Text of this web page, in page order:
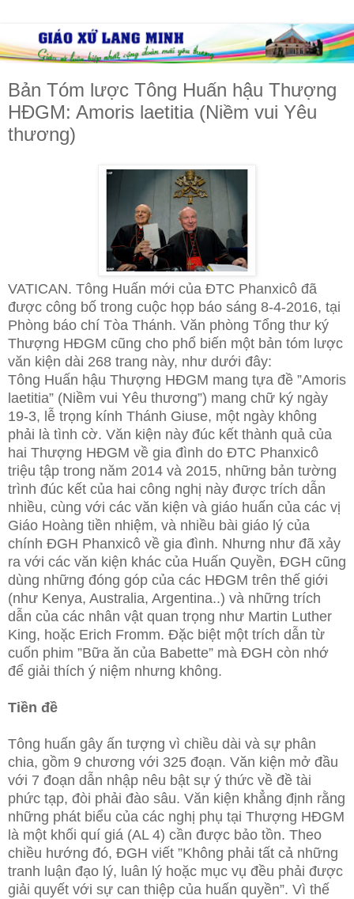
Bản Tóm lược Tông Huấn hậu Thượng
HĐGM: Amoris laetitia (Niềm vui Yêu
thương)
VATICAN. Tông Huấn mới của ĐTC Phanxicô đã
được công bố trong cuộc họp báo sáng 8-4-2016, tại
Phòng báo chí Tòa Thánh. Văn phòng Tổng thư ký
Thượng HĐGM cũng cho phổ biến một bản tóm lược
văn kiện dài 268 trang này, như dưới đây:
Tông Huấn hậu Thượng HĐGM mang tựa đề ”Amoris
laetitia” (Niềm vui Yêu thương”) mang chữ ký ngày
19-3, lễ trọng kính Thánh Giuse, một ngày không
phải là tình cờ. Văn kiện này đúc kết thành quả của
hai Thượng HĐGM về gia đình do ĐTC Phanxicô
triệu tập trong năm 2014 và 2015, những bản tường
trình đúc kết của hai công nghị này được trích dẫn
nhiều, cùng với các văn kiện và giáo huấn của các vị
Giáo Hoàng tiền nhiệm, và nhiều bài giáo lý của
chính ĐGH Phanxicô về gia đình. Nhưng như đã xảy
ra với các văn kiện khác của Huấn Quyền, ĐGH cũng
dùng những đóng góp của các HĐGM trên thế giới
(như Kenya, Australia, Argentina..) và những trích
dẫn của các nhân vật quan trọng như Martin Luther
King, hoặc Erich Fromm. Đặc biệt một trích dẫn từ
cuốn phim ”Bữa ăn của Babette” mà ĐGH còn nhớ
để giải thích ý niệm nhưng không.
Tiền đề
Tông huấn gây ấn tượng vì chiều dài và sự phân
chia, gồm 9 chương với 325 đoạn. Văn kiện mở đầu
với 7 đoạn dẫn nhập nêu bật sự ý thức về đề tài
phức tạp, đòi phải đào sâu. Văn kiện khẳng định rằng
những phát biểu của các nghị phụ tại Thượng HĐGM
là một khối quí giá (AL 4) cần được bảo tồn. Theo
chiều hướng đó, ĐGH viết ”Không phải tất cả những
tranh luận đạo lý, luân lý hoặc mục vụ đều phải được
giải quyết với sự can thiệp của huấn quyền”. Vì thế